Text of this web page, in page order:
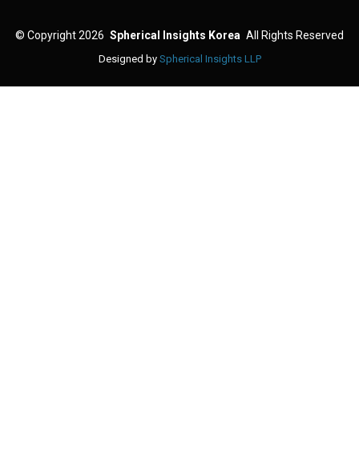
© Copyright 2026 Spherical Insights Korea All Rights Reserved
Designed by Spherical Insights LLP